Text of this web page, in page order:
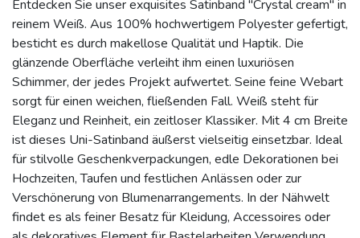
Entdecken Sie unser exquisites Satinband "Crystal cream" in
reinem Weiß. Aus 100% hochwertigem Polyester gefertigt,
besticht es durch makellose Qualität und Haptik. Die
glänzende Oberfläche verleiht ihm einen luxuriösen
Schimmer, der jedes Projekt aufwertet. Seine feine Webart
sorgt für einen weichen, fließenden Fall. Weiß steht für
Eleganz und Reinheit, ein zeitloser Klassiker. Mit 4 cm Breite
ist dieses Uni-Satinband äußerst vielseitig einsetzbar. Ideal
für stilvolle Geschenkverpackungen, edle Dekorationen bei
Hochzeiten, Taufen und festlichen Anlässen oder zur
Verschönerung von Blumenarrangements. In der Nähwelt
findet es als feiner Besatz für Kleidung, Accessoires oder